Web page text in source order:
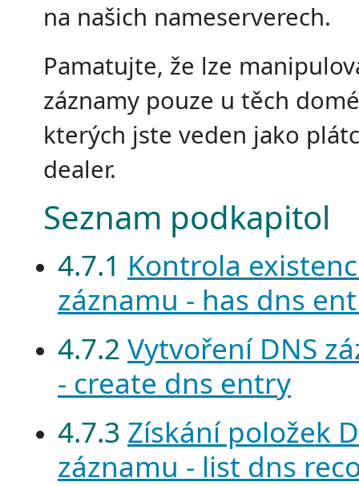
na našich nameserverech.
Pamatujte, že lze
záznamy pouze u těch
kterých jste veden jako
dealer.
Seznam podkapitol
4.7.1 Kontrola
záznamu - has dns
4.7.2 Vytvoření DNS
- create dns entry
4.7.3 Získání položek
záznamu - list dns